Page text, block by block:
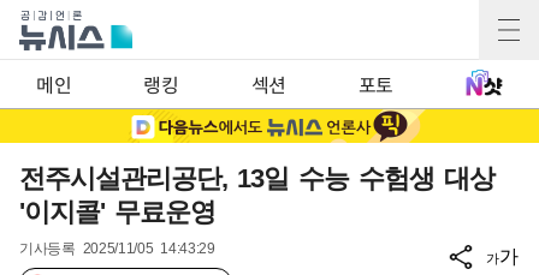
메인 랭킹 섹션 포토
전주시설관리공단, 13일 수능 수험생 대상
'이지콜' 무료운영
기사등록 2025/11/05 14:43:29
가가